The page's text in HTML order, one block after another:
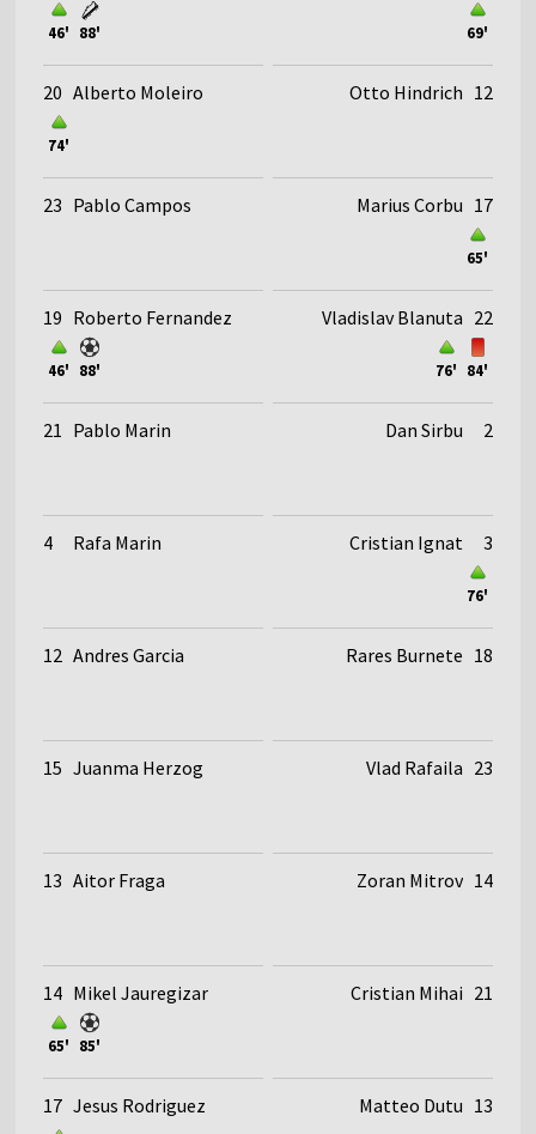
46' 88'
20 Alberto Moleiro
74'
23 Pablo Campos
19 Roberto Fernandez
46' 88'
21 Pablo Marin
4 Rafa Marin
12 Andres Garcia
15 Juanma Herzog
13 Aitor Fraga
14 Mikel Jauregizar
65' 85'
17 Jesus Rodriguez
69'
Otto Hindrich 12
65'
Marius Corbu 17
76' 84'
Vladislav Blanuta 22
Dan Sirbu 2
76'
Cristian Ignat 3
Rares Burnete 18
Vlad Rafaila 23
Zoran Mitrov 14
Cristian Mihai 21
Matteo Dutu 13